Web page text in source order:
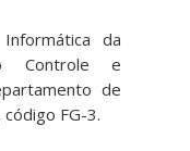
da
Controle e
de
FG-3.